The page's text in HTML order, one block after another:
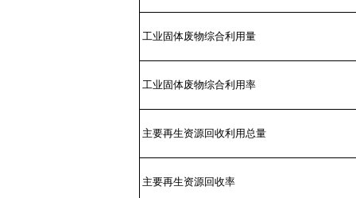
工业固体废物综合利用量
工业固体废物综合利用率
主要再生资源回收利用总量
主要再生资源回收率